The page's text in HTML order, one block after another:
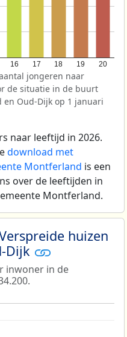
16 17 18 19 20
jongeren naar
de situatie in de buurt
en Oud-Dijk op 1 januari
naar leeftijd in 2026.
download met
Montferland is een
over de leeftijden in
Montferland.
huizen
Dijk
inwoner in de